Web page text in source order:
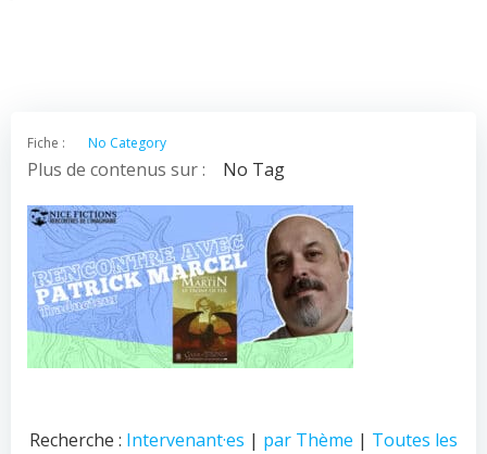
Fiche : No Category
Plus de contenus sur : No Tag
Recherche : Intervenant·es | par Thème | Toutes les